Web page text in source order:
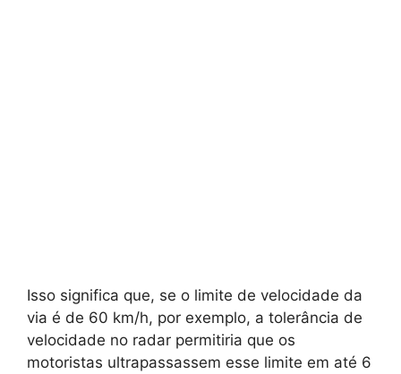
Isso significa que, se o limite de velocidade da
via é de 60 km/h, por exemplo, a tolerância de
velocidade no radar permitiria que os
motoristas ultrapassassem esse limite em até 6